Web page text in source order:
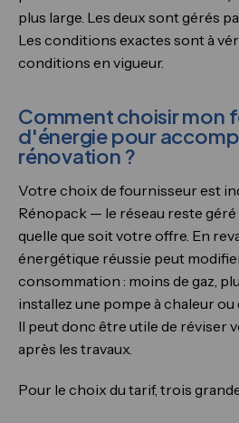
plus large. Les deux sont gérés
Les conditions exactes sont à
conditions en vigueur.
Comment choisir mon
d'énergie pour
rénovation ?
Votre choix de fournisseur est
Rénopack — le réseau reste géré
quelle que soit votre offre. En
énergétique réussie peut
consommation : moins de gaz,
installez une pompe à chaleur
Il peut donc être utile de réviser
après les travaux.
Pour le choix du tarif, trois